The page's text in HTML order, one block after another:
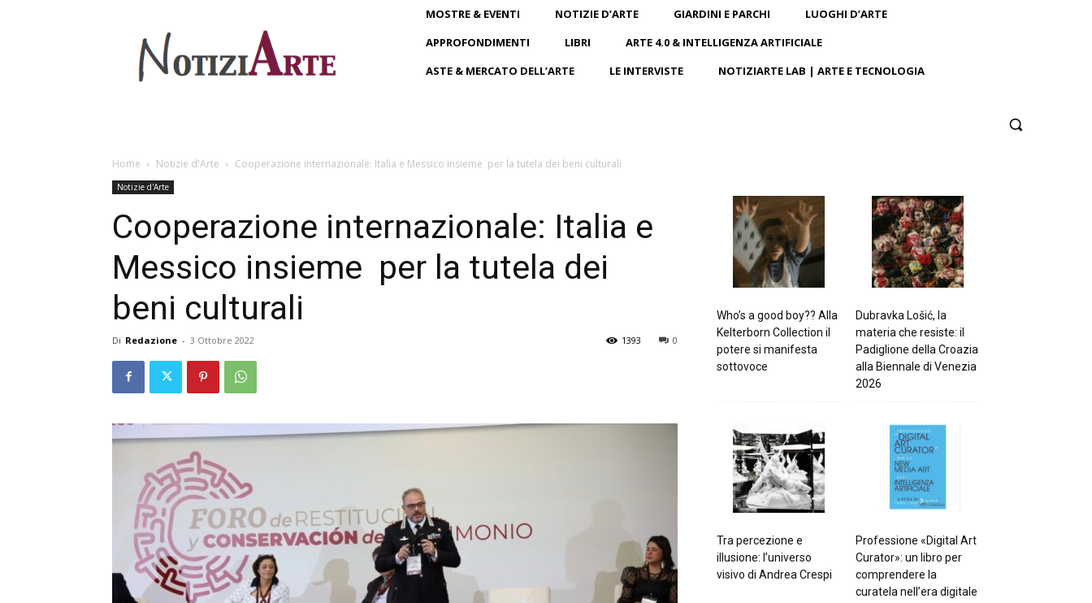
MOSTRE & EVENTI NOTIZIE D’ARTE GIARDINI E PARCHI
LUOGHI D’ARTE
APPROFONDIMENTI
LIBRI
ARTE 4.0 & INTELLIGENZA ARTIFICIALE
ASTE & MERCATO DELL’ARTE
LE INTERVISTE NOTIZIARTE LAB | ARTE E TECNOLOGIA
Home Notizie d'Arte Cooperazione internazionale: Italia e Messico insieme per la tutela dei beni culturali
Notizie d'Arte
Cooperazione internazionale: Italia e
Messico insieme per la tutela dei
beni culturali
Di Redazione - 3 Ottobre 2022 0
1393
Who’s a good boy?? Alla
Kelterborn Collection il
potere si manifesta
sottovoce
Dubravka Lošić, la
materia che resiste: il
Padiglione della Croazia
alla Biennale di Venezia
2026
Tra percezione e
illusione: l’universo
visivo di Andrea Crespi
Professione «Digital Art
Curator»: un libro per
comprendere la
curatela nell’era digitale